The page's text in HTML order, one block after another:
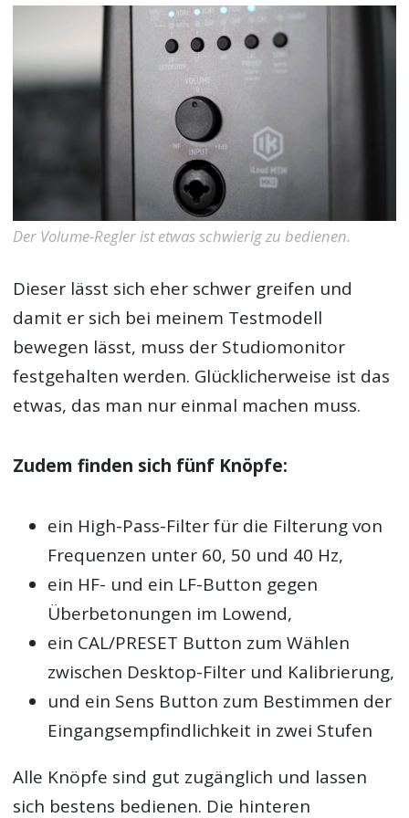
Der Volume-Regler ist etwas schwierig zu bedienen.
Dieser lässt sich eher schwer greifen und
damit er sich bei meinem Testmodell
bewegen lässt, muss der Studiomonitor
festgehalten werden. Glücklicherweise ist das
etwas, das man nur einmal machen muss.
Zudem finden sich fünf Knöpfe:
ein High-Pass-Filter für die Filterung von
Frequenzen unter 60, 50 und 40 Hz,
ein HF- und ein LF-Button gegen
Überbetonungen im Lowend,
ein CAL/PRESET Button zum Wählen
zwischen Desktop-Filter und Kalibrierung,
und ein Sens Button zum Bestimmen der
Eingangsempfindlichkeit in zwei Stufen
Alle Knöpfe sind gut zugänglich und lassen
sich bestens bedienen. Die hinteren